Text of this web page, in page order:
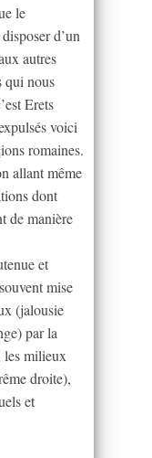
le
d’un
autres
qui nous
Erets
voici
romaines.
allant même
dont
de manière
et
mise
(jalousie
par la
les milieux
droite),
et